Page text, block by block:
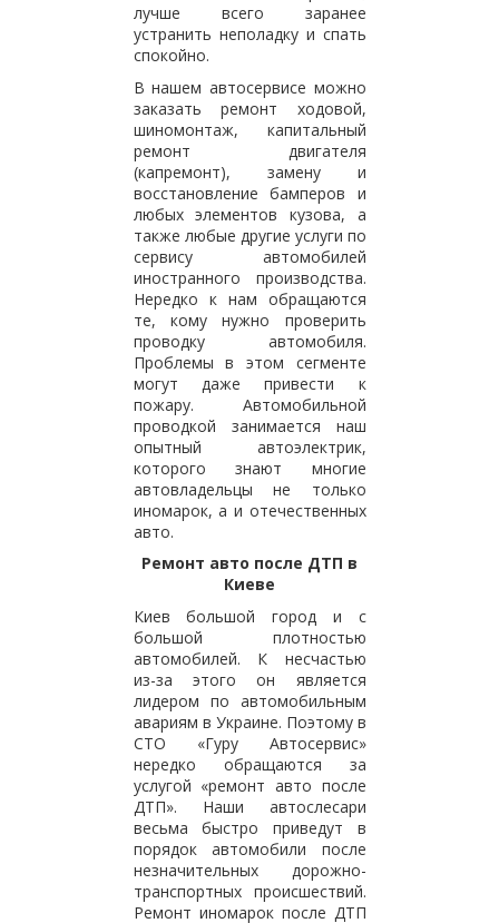
лучше всего заранее
устранить неполадку и спать
спокойно.
В нашем автосервисе можно
заказать ремонт ходовой,
шиномонтаж, капитальный
ремонт двигателя
(капремонт), замену и
восстановление бамперов и
любых элементов кузова, а
также любые другие услуги по
сервису автомобилей
иностранного производства.
Нередко к нам обращаются
те, кому нужно проверить
проводку автомобиля.
Проблемы в этом сегменте
могут даже привести к
пожару. Автомобильной
проводкой занимается наш
опытный автоэлектрик,
которого знают многие
автовладельцы не только
иномарок, а и отечественных
авто.
Ремонт авто после ДТП в
Киеве
Киев большой город и с
большой плотностью
автомобилей. К несчастью
из-за этого он является
лидером по автомобильным
авариям в Украине. Поэтому в
СТО «Гуру Автосервис»
нередко обращаются за
услугой «ремонт авто после
ДТП». Наши автослесари
весьма быстро приведут в
порядок автомобили после
незначительных дорожно-
транспортных происшествий.
Ремонт иномарок после ДТП